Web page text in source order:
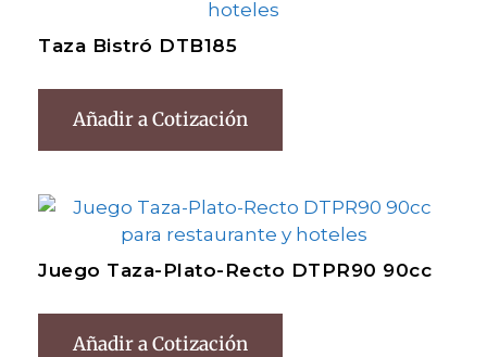
Taza Bistró DTB185
Añadir a Cotización
Juego Taza-Plato-Recto DTPR90 90cc
Añadir a Cotización